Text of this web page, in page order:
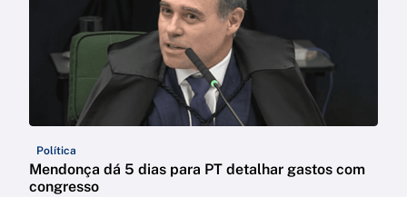
Política
Mendonça dá 5 dias para PT detalhar gastos com
congresso